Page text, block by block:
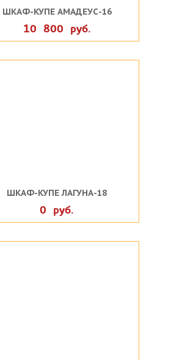
ШКАФ-КУПЕ АМАДЕУС-16
10 800 руб.
ШКАФ-КУПЕ ЛАГУНА-18
0 руб.